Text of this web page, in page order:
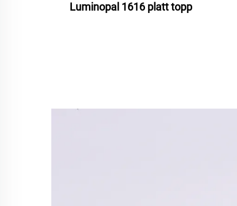
Luminopal 1616 platt topp